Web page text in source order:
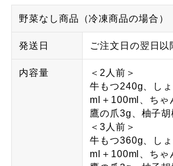
野菜なし商品（冷凍商品の場合）
発送日 ご注文日の翌日以
内容量
＜2人前＞
牛もつ240g、し
ml＋100ml、ちゃ
鷹の爪3g、柚子胡
＜3人前＞
牛もつ360g、し
ml＋100ml、ちゃ